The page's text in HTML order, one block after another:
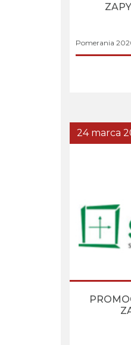
ofertowego w
Pomerania
24 marca
UWAGA
promocja na